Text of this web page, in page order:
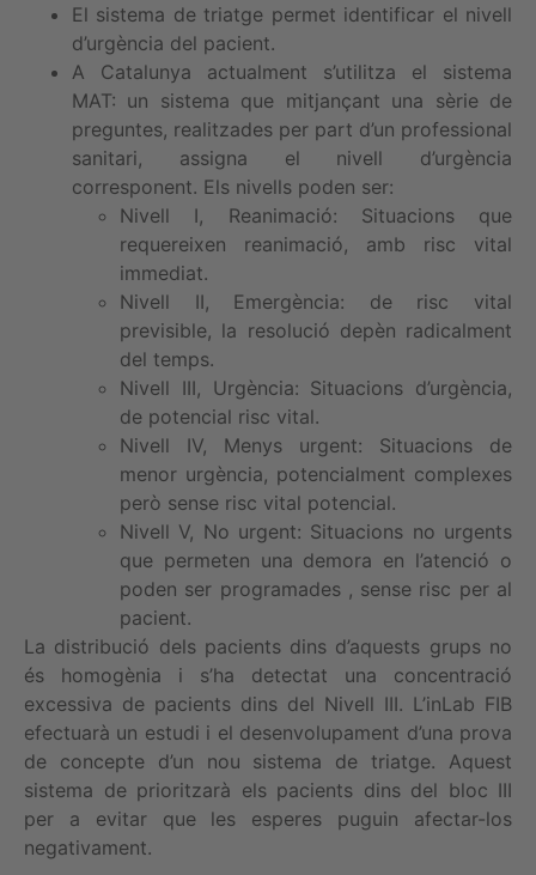
El sistema de triatge permet identificar el nivell
d’urgència del pacient.
A Catalunya actualment s’utilitza el sistema
MAT: un sistema que mitjançant una sèrie de
preguntes, realitzades per part d’un professional
sanitari, assigna el nivell d’urgència
corresponent. Els nivells poden ser:
Nivell I, Reanimació: Situacions que
requereixen reanimació, amb risc vital
immediat.
Nivell II, Emergència: de risc vital
previsible, la resolució depèn radicalment
del temps.
Nivell III, Urgència: Situacions d’urgència,
de potencial risc vital.
Nivell IV, Menys urgent: Situacions de
menor urgència, potencialment complexes
però sense risc vital potencial.
Nivell V, No urgent: Situacions no urgents
que permeten una demora en l’atenció o
poden ser programades , sense risc per al
pacient.
La distribució dels pacients dins d’aquests grups no
és homogènia i s’ha detectat una concentració
excessiva de pacients dins del Nivell III. L’inLab FIB
efectuarà un estudi i el desenvolupament d’una prova
de concepte d’un nou sistema de triatge. Aquest
sistema de prioritzarà els pacients dins del bloc III
per a evitar que les esperes puguin afectar-los
negativament.